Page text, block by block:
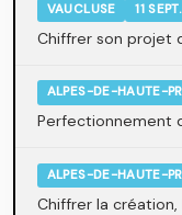
VAUCLUSE 11
Chiffrer son projet
ALPES-DE-HAUTE-
Perfectionnement
ALPES-DE-HAUTE-
Chiffrer la